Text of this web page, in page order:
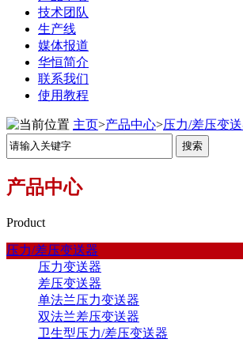
技术团队
生产线
媒体报道
华恒简介
联系我们
使用教程
主页>产品中心>压力/差压变
产品中心
Product
压力/差压变送器
压力变送器
差压变送器
单法兰压力变送器
双法兰差压变送器
卫生型压力/差压变送器